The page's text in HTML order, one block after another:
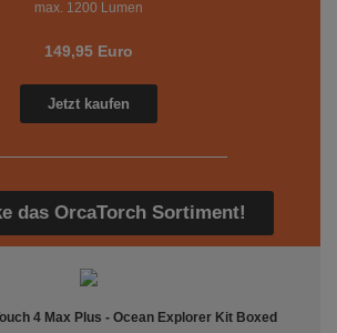
max. 1200 Lumen
149,95 Euro
Jetzt kaufen
das OrcaTorch Sortiment!
4 Max Plus - Ocean Explorer Kit Boxed